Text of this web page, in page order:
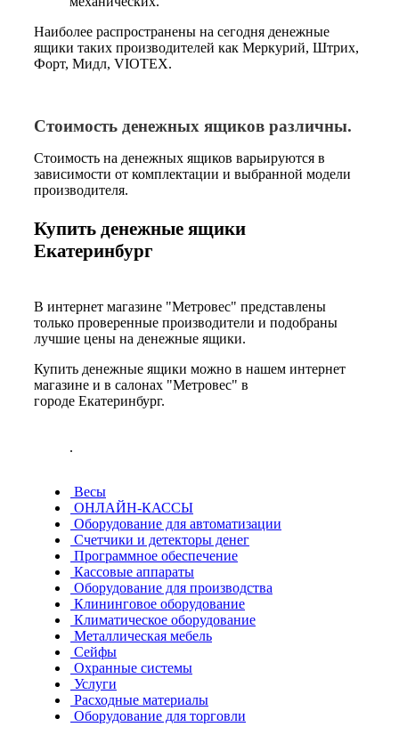
Наиболее распространены на сегодня денежные
ящики таких производителей как Меркурий, Штрих,
Форт, Мидл, VIOTEX.
Стоимость денежных ящиков различны.
Стоимость на денежных ящиков варьируются в
зависимости от комплектации и выбранной модели
производителя.
Купить денежные ящики
Екатеринбург
В интернет магазине "Метровес" представлены
только проверенные производители и подобраны
лучшие цены на денежные ящики.
Купить денежные ящики можно в нашем интернет
магазине и в салонах "Метровес" в
городе Екатеринбург.
.
Весы
ОНЛАЙН-КАССЫ
Оборудование для автоматизации
Счетчики и детекторы денег
Программное обеспечение
Кассовые аппараты
Оборудование для производства
Клининговое оборудование
Климатическое оборудование
Металлическая мебель
Сейфы
Охранные системы
Услуги
Расходные материалы
Оборудование для торговли